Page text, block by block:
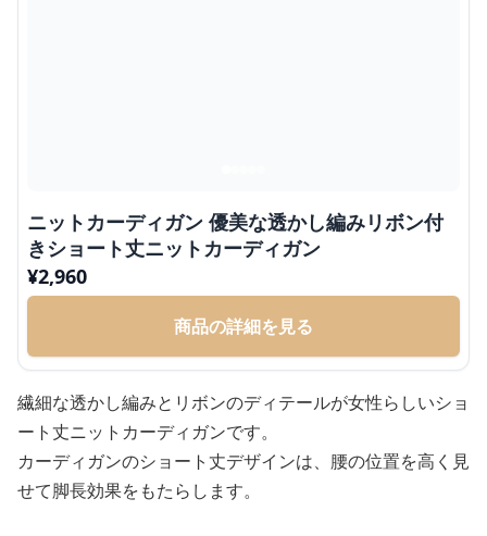
ニットカーディガン 優美な透かし編みリボン付
きショート丈ニットカーディガン
¥2,960
商品の詳細を見る
繊細な透かし編みとリボンのディテールが女性らしいショ
ート丈ニットカーディガンです。
カーディガンのショート丈デザインは、腰の位置を高く見
せて脚長効果をもたらします。